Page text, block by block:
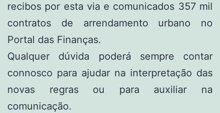
recibos por esta via e comunicados 357 mil
contratos de arrendamento urbano no
Portal das Finanças.
Qualquer dúvida poderá sempre contar
connosco para ajudar na interpretação das
novas regras ou para auxiliar na
comunicação.